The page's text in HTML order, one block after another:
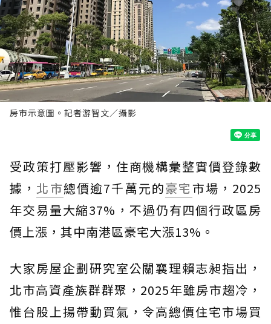
房市示意圖。記者游智文／攝影
受政策打壓影響，住商機構彙整實價登錄數
據，北市總價逾7千萬元的豪宅市場，2025
年交易量大縮37%，不過仍有四個行政區房
價上漲，其中南港區豪宅大漲13%。
大家房屋企劃研究室公關襄理賴志昶指出，
北市高資產族群群聚，2025年雖房市趨冷，
惟台股上揚帶動買氣，令高總價住宅市場買